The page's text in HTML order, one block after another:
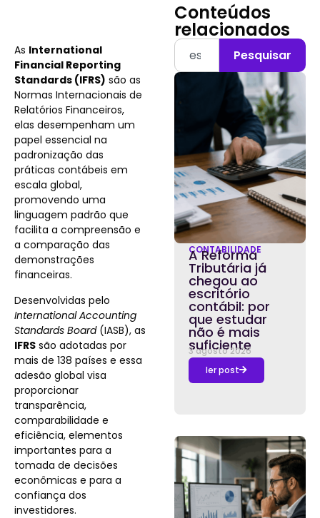
As International
Financial Reporting
Standards (IFRS) são as
Normas Internacionais de
Relatórios Financeiros,
elas desempenham um
papel essencial na
padronização das
práticas contábeis em
escala global,
promovendo uma
linguagem padrão que
facilita a compreensão e
a comparação das
demonstrações
financeiras.
Desenvolvidas pelo
International Accounting
Standards Board(IASB), as
IFRS são adotadas por
mais de 138 países e essa
adesão global visa
proporcionar
transparência,
comparabilidade e
eficiência, elementos
importantes para a
tomada de decisões
econômicas e para a
confiança dos
investidores.
Conteúdos
relacionados
Pesquisar
CONTABILIDADE
A Reforma
Tributária já
chegou ao
escritório
contábil: por
que estudar
não é mais
suficiente
3 agosto 2026
ler post